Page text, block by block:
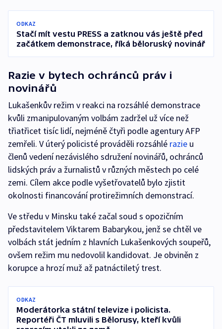
ODKAZ
Stačí mít vestu PRESS a zatknou vás ještě před
začátkem demonstrace, říká běloruský novinář
Razie v bytech ochránců práv i
novinářů
Lukašenkův režim v reakci na rozsáhlé demonstrace
kvůli zmanipulovaným volbám zadržel už více než
třiatřicet tisíc lidí, nejméně čtyři podle agentury AFP
zemřeli. V úterý policisté prováděli rozsáhlé razie u
členů vedení nezávislého sdružení novinářů, ochránců
lidských práv a žurnalistů v různých městech po celé
zemi. Cílem akce podle vyšetřovatelů bylo zjistit
okolnosti financování protirežimních demonstrací.
Ve středu v Minsku také začal soud s opozičním
představitelem Viktarem Babarykou, jenž se chtěl ve
volbách stát jedním z hlavních Lukašenkových soupeřů,
ovšem režim mu nedovolil kandidovat. Je obviněn z
korupce a hrozí muž až patnáctiletý trest.
ODKAZ
Moderátorka státní televize i policista.
Reportéři ČT mluvili s Bělorusy, kteří kvůli